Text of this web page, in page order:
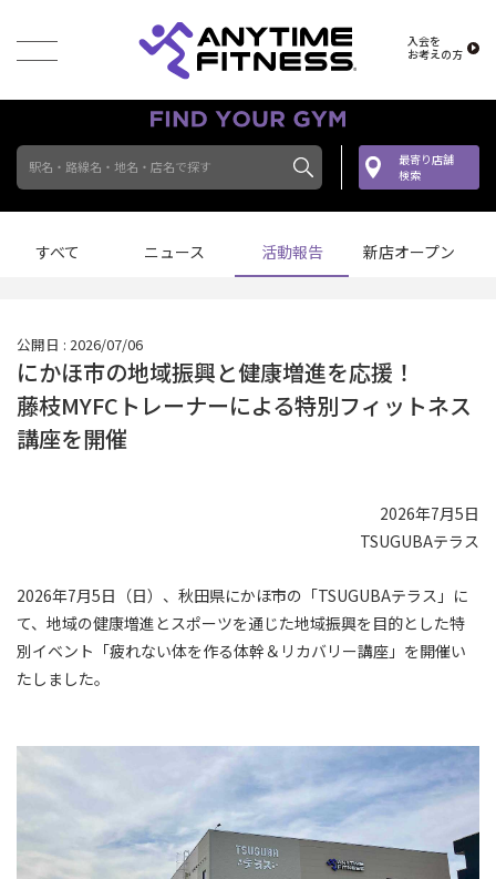
入会を
お考えの方
駅名・路線名・地名・店名で探す
最寄り店舗
検索
すべて ニュース 活動報告 新店オープン
公開日 : 2026/07/06
にかほ市の地域振興と健康増進を応援！
藤枝MYFCトレーナーによる特別フィットネス
講座を開催
2026年7月5日
TSUGUBAテラス
2026年7月5日（日）、秋田県にかほ市の「TSUGUBAテラス」に
て、地域の健康増進とスポーツを通じた地域振興を目的とした特
別イベント「疲れない体を作る体幹＆リカバリー講座」を開催い
たしました。